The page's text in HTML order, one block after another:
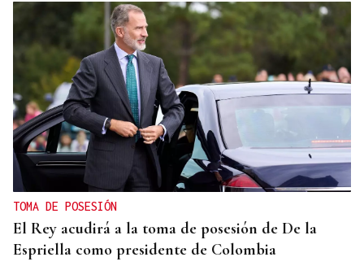
TOMA DE POSESIÓN
El Rey acudirá a la toma de posesión de De la
Espriella como presidente de Colombia